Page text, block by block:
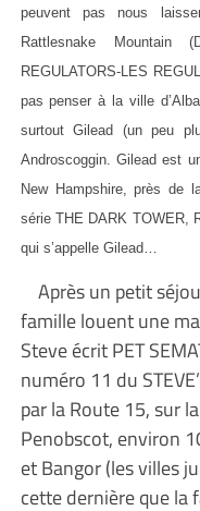
peuvent pas nous
Rattlesnake Mountain
REGULATORS-LES
pas penser à la ville
surtout Gilead (un peu
Androscoggin. Gilead est
New Hampshire, près de
série THE DARK TOWER,
qui s’appelle Gilead…
Après un petit
famille louent une
Steve écrit PET
numéro 11 du
par la Route 15, sur
Penobscot, environ
et Bangor (les villes
cette dernière que la